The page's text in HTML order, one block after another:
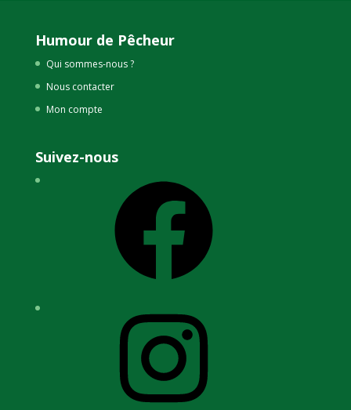
Humour de Pêcheur
Qui sommes-nous ?
Nous contacter
Mon compte
Suivez-nous